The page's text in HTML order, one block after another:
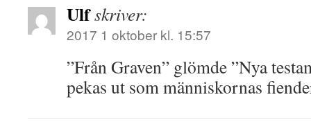
Ulfskriver:
2017 1 oktober kl. 15:57
”Från Graven” glömde ”Nya
pekas ut som människornas